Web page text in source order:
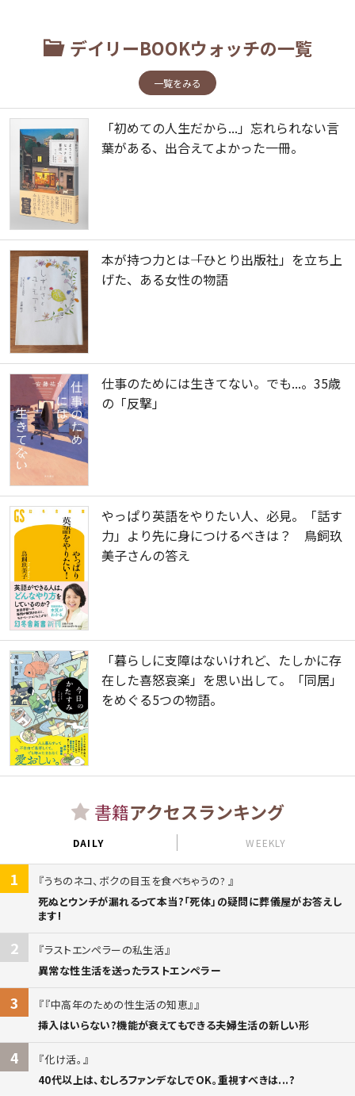
デイリーBOOKウォッチの一覧
一覧をみる
「初めての人生だから...」忘れられない言
葉がある、出合えてよかった一冊。
本が持つ力とは――「ひとり出版社」を立ち上
げた、ある女性の物語
仕事のためには生きてない。でも...。35歳
の「反撃」
やっぱり英語をやりたい人、必見。「話す
力」より先に身につけるべきは？ 鳥飼玖
美子さんの答え
「暮らしに支障はないけれど、たしかに存
在した喜怒哀楽」を思い出して。「同居」
をめぐる5つの物語。
書籍アクセスランキング
DAILY WEEKLY
1
うちのネコ、ボクの目玉を食べちゃうの?
死ぬとウンチが漏れるって本当?「死体」の疑問に葬儀屋がお答えし
ます!
2
ラストエンペラーの私生活
異常な性生活を送ったラストエンペラー
3
『中高年のための性生活の知恵』
挿入はいらない?機能が衰えてもできる夫婦生活の新しい形
4
化け活。
40代以上は、むしろファンデなしでOK。重視すべきは...?